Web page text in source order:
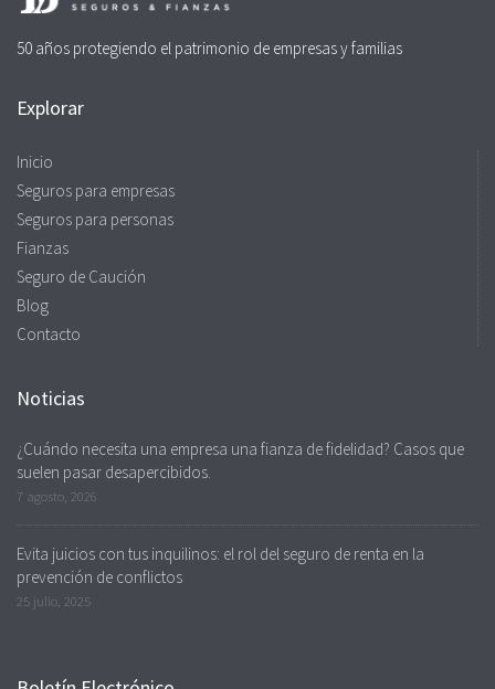
50 años protegiendo el patrimonio de empresas y familias
Explorar
Inicio
Seguros para empresas
Seguros para personas
Fianzas
Seguro de Caución
Blog
Contacto
Noticias
¿Cuándo necesita una empresa una fianza de fidelidad? Casos que
suelen pasar desapercibidos.
7 agosto, 2026
Evita juicios con tus inquilinos: el rol del seguro de renta en la
prevención de conflictos
25 julio, 2025